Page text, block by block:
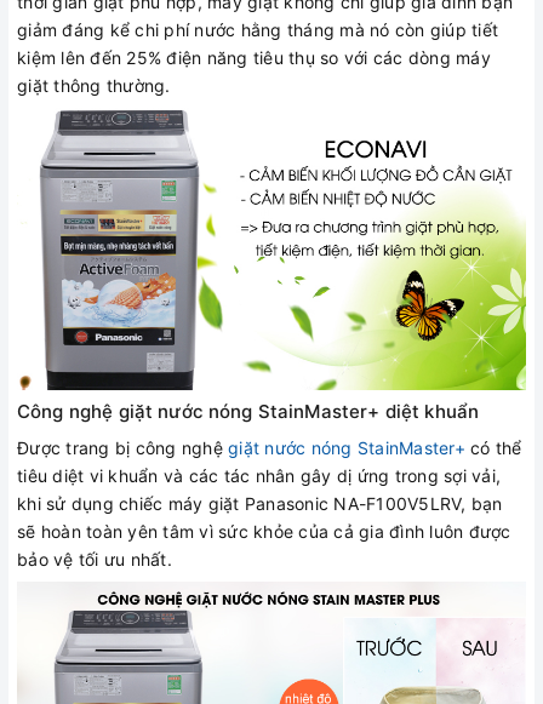
giảm đáng kể chi phí nước hằng tháng mà nó còn giúp tiết
kiệm lên đến 25% điện năng tiêu thụ so với các dòng máy
giặt thông thường.
Công nghệ giặt nước nóng StainMaster+ diệt khuẩn
Được trang bị công nghệ giặt nước nóng StainMaster+ có thể
tiêu diệt vi khuẩn và các tác nhân gây dị ứng trong sợi vải,
khi sử dụng chiếc máy giặt Panasonic NA-F100V5LRV, bạn
sẽ hoàn toàn yên tâm vì sức khỏe của cả gia đình luôn được
bảo vệ tối ưu nhất.